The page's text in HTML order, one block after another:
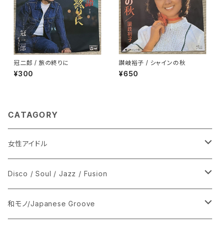
冠二郎 / 旅の終りに
¥300
讃岐裕子 / シャインの秋
¥650
CATAGORY
女性アイドル
シングル盤
あ行
LP
Disco / Soul / Jazz / Fusion
シングル盤
和モノ/Japanese Groove